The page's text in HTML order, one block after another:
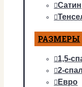
Сатин
РАЗМЕРЫ
1,5-
2-
Евро